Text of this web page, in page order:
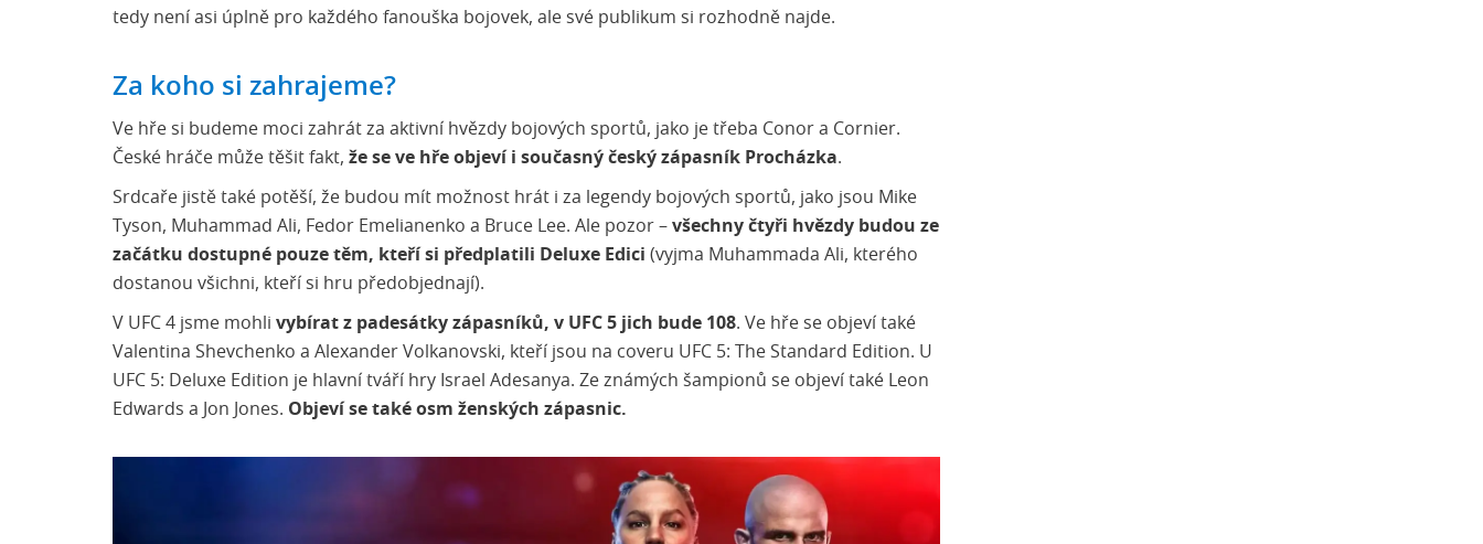
tedy není asi úplně pro každého fanouška bojovek, ale své publikum si rozhodně najde.
Za koho si zahrajeme?
Ve hře si budeme moci zahrát za aktivní hvězdy bojových sportů, jako je třeba Conor a Cornier.
České hráče může těšit fakt, že se ve hře objeví i současný český zápasník Procházka.
Srdcaře jistě také potěší, že budou mít možnost hrát i za legendy bojových sportů, jako jsou Mike
Tyson, Muhammad Ali, Fedor Emelianenko a Bruce Lee. Ale pozor – všechny čtyři hvězdy budou ze
začátku dostupné pouze těm, kteří si předplatili Deluxe Edici (vyjma Muhammada Ali, kterého
dostanou všichni, kteří si hru předobjednají).
V UFC 4 jsme mohli vybírat z padesátky zápasníků, v UFC 5 jich bude 108. Ve hře se objeví také
Valentina Shevchenko a Alexander Volkanovski, kteří jsou na coveru UFC 5: The Standard Edition. U
UFC 5: Deluxe Edition je hlavní tváří hry Israel Adesanya. Ze známých šampionů se objeví také Leon
Edwards a Jon Jones. Objeví se také osm ženských zápasnic.